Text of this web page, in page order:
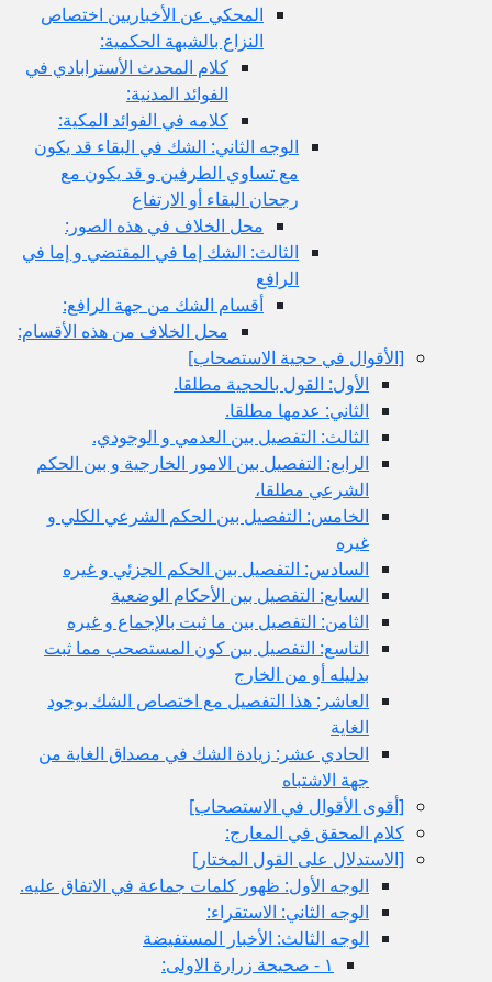
المحكي عن الأخباريين اختصاص
النزاع بالشبهة الحكمية:
كلام المحدث الأسترابادي في
الفوائد المدنية:
كلامه في الفوائد المكية:
الوجه الثاني: الشك في البقاء قد يكون
مع تساوي الطرفين و قد يكون مع
رجحان البقاء أو الارتفاع
محل الخلاف في هذه الصور:
الثالث: الشك إما في المقتضي و إما في
الرافع
أقسام الشك من جهة الرافع:
محل الخلاف من هذه الأقسام:
[الأقوال في حجية الاستصحاب‏]
الأول: القول بالحجية مطلقا.
الثاني: عدمها مطلقا.
الثالث: التفصيل بين العدمي و الوجودي.
الرابع: التفصيل بين الامور الخارجية و بين الحكم
الشرعي مطلقا،
الخامس: التفصيل بين الحكم الشرعي الكلي و
غيره
السادس: التفصيل بين الحكم الجزئي و غيره
السابع: التفصيل بين الأحكام الوضعية
الثامن: التفصيل بين ما ثبت بالإجماع و غيره
التاسع: التفصيل بين كون المستصحب مما ثبت
بدليله أو من الخارج
العاشر: هذا التفصيل مع اختصاص الشك بوجود
الغاية
الحادي عشر: زيادة الشك في مصداق الغاية من
جهة الاشتباه
[أقوى الأقوال في الاستصحاب‏]
كلام المحقق في المعارج:
[الاستدلال على القول المختار]
الوجه الأول: ظهور كلمات جماعة في الاتفاق عليه.
الوجه الثاني: الاستقراء:
الوجه الثالث: الأخبار المستفيضة
١ - صحيحة زرارة الاولى: